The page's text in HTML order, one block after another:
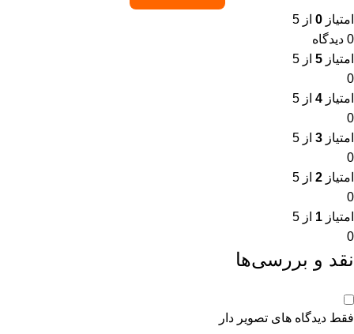
امتیاز 0 از 5
0 دیدگاه
امتیاز 5 از 5
0
امتیاز 4 از 5
0
امتیاز 3 از 5
0
امتیاز 2 از 5
0
امتیاز 1 از 5
0
نقد و بررسی‌ها
فقط دیدگاه های تصویر دار